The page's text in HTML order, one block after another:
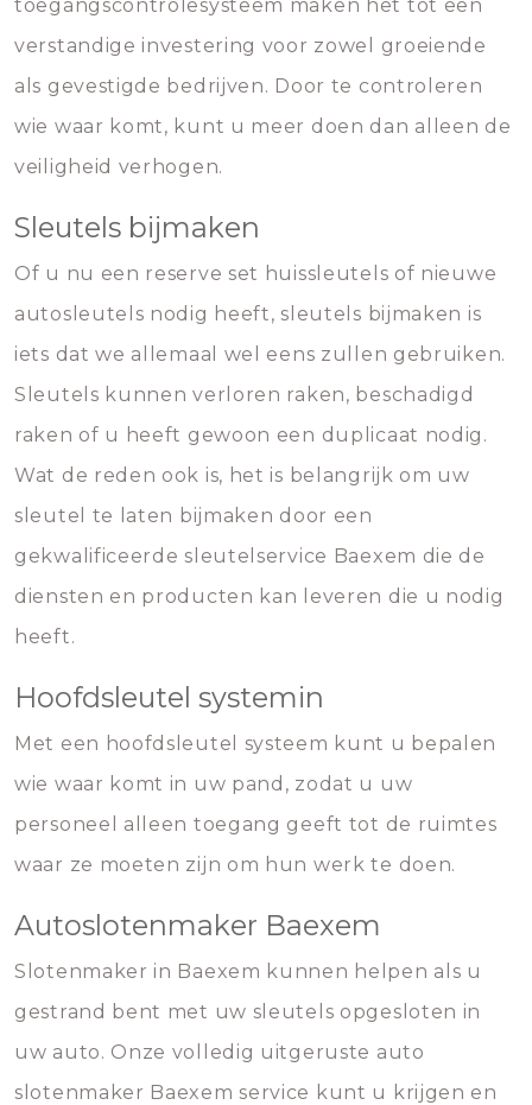
toegangscontrolesysteem maken het tot een
verstandige investering voor zowel groeiende
als gevestigde bedrijven. Door te controleren
wie waar komt, kunt u meer doen dan alleen de
veiligheid verhogen.
Sleutels bijmaken
Of u nu een reserve set huissleutels of nieuwe
autosleutels nodig heeft, sleutels bijmaken is
iets dat we allemaal wel eens zullen gebruiken.
Sleutels kunnen verloren raken, beschadigd
raken of u heeft gewoon een duplicaat nodig.
Wat de reden ook is, het is belangrijk om uw
sleutel te laten bijmaken door een
gekwalificeerde sleutelservice Baexem die de
diensten en producten kan leveren die u nodig
heeft.
Hoofdsleutel systemin
Met een hoofdsleutel systeem kunt u bepalen
wie waar komt in uw pand, zodat u uw
personeel alleen toegang geeft tot de ruimtes
waar ze moeten zijn om hun werk te doen.
Autoslotenmaker Baexem
Slotenmaker in Baexem kunnen helpen als u
gestrand bent met uw sleutels opgesloten in
uw auto. Onze volledig uitgeruste auto
slotenmaker Baexem service kunt u krijgen en